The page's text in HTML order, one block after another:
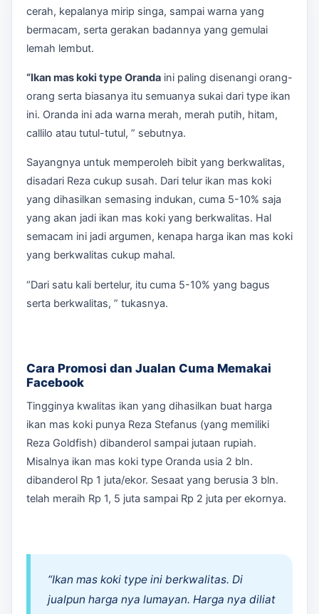
cerah, kepalanya mirip singa, sampai warna yang
bermacam, serta gerakan badannya yang gemulai
lemah lembut.
“Ikan mas koki type Oranda ini paling disenangi orang-
orang serta biasanya itu semuanya sukai dari type ikan
ini. Oranda ini ada warna merah, merah putih, hitam,
callilo atau tutul-tutul, ” sebutnya.
Sayangnya untuk memperoleh bibit yang berkwalitas,
disadari Reza cukup susah. Dari telur ikan mas koki
yang dihasilkan semasing indukan, cuma 5-10% saja
yang akan jadi ikan mas koki yang berkwalitas. Hal
semacam ini jadi argumen, kenapa harga ikan mas koki
yang berkwalitas cukup mahal.
“Dari satu kali bertelur, itu cuma 5-10% yang bagus
serta berkwalitas, ” tukasnya.
Cara Promosi dan Jualan Cuma Memakai
Facebook
Tingginya kwalitas ikan yang dihasilkan buat harga
ikan mas koki punya Reza Stefanus (yang memiliki
Reza Goldfish) dibanderol sampai jutaan rupiah.
Misalnya ikan mas koki type Oranda usia 2 bln.
dibanderol Rp 1 juta/ekor. Sesaat yang berusia 3 bln.
telah meraih Rp 1, 5 juta sampai Rp 2 juta per ekornya.
“Ikan mas koki type ini berkwalitas. Di
jualpun harga nya lumayan. Harga nya diliat